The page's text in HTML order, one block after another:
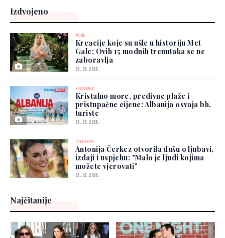
Izdvojeno
MODA
Kreacije koje su ušle u historiju Met
Gale: Ovih 15 modnih trenutaka se ne
zaboravlja
06. 08. 2026.
PUTOVANJA
Kristalno more, predivne plaže i
pristupačne cijene: Albanija osvaja bh.
turiste
06. 08. 2026.
CELEBRITY
Antonija Čerkez otvorila dušu o ljubavi,
izdaji i uspjehu: "Malo je ljudi kojima
možete vjerovati"
05. 08. 2026.
Najčitanije